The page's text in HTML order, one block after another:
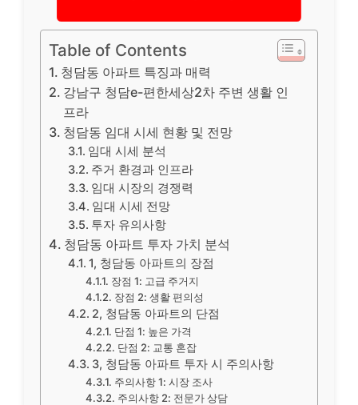
Table of Contents
청담동 아파트 특징과 매력
강남구 청담e-편한세상2차 주변 생활 인
프라
청담동 임대 시세 현황 및 전망
임대 시세 분석
주거 환경과 인프라
임대 시장의 경쟁력
임대 시세 전망
투자 유의사항
청담동 아파트 투자 가치 분석
1, 청담동 아파트의 장점
장점 1: 고급 주거지
장점 2: 생활 편의성
2, 청담동 아파트의 단점
단점 1: 높은 가격
단점 2: 교통 혼잡
3, 청담동 아파트 투자 시 주의사항
주의사항 1: 시장 조사
주의사항 2: 전문가 상담